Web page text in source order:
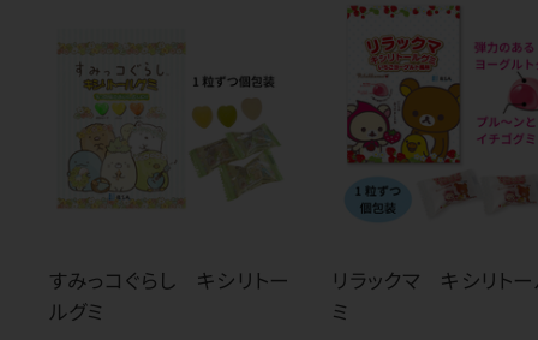
すみっコぐらし キシリトー
ルグミ
リラックマ キシリト
ミ